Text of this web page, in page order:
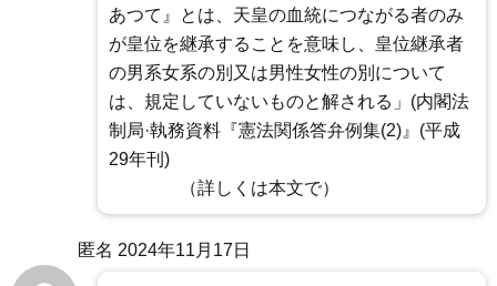
あつて』とは、天皇の血統につながる者のみ
が皇位を継承することを意味し、皇位継承者
の男系女系の別又は男性女性の別について
は、規定していないものと解される」(内閣法
制局·執務資料『憲法関係答弁例集(2)』(平成
29年刊)
（詳しくは本文で）
匿名 2024年11月17日